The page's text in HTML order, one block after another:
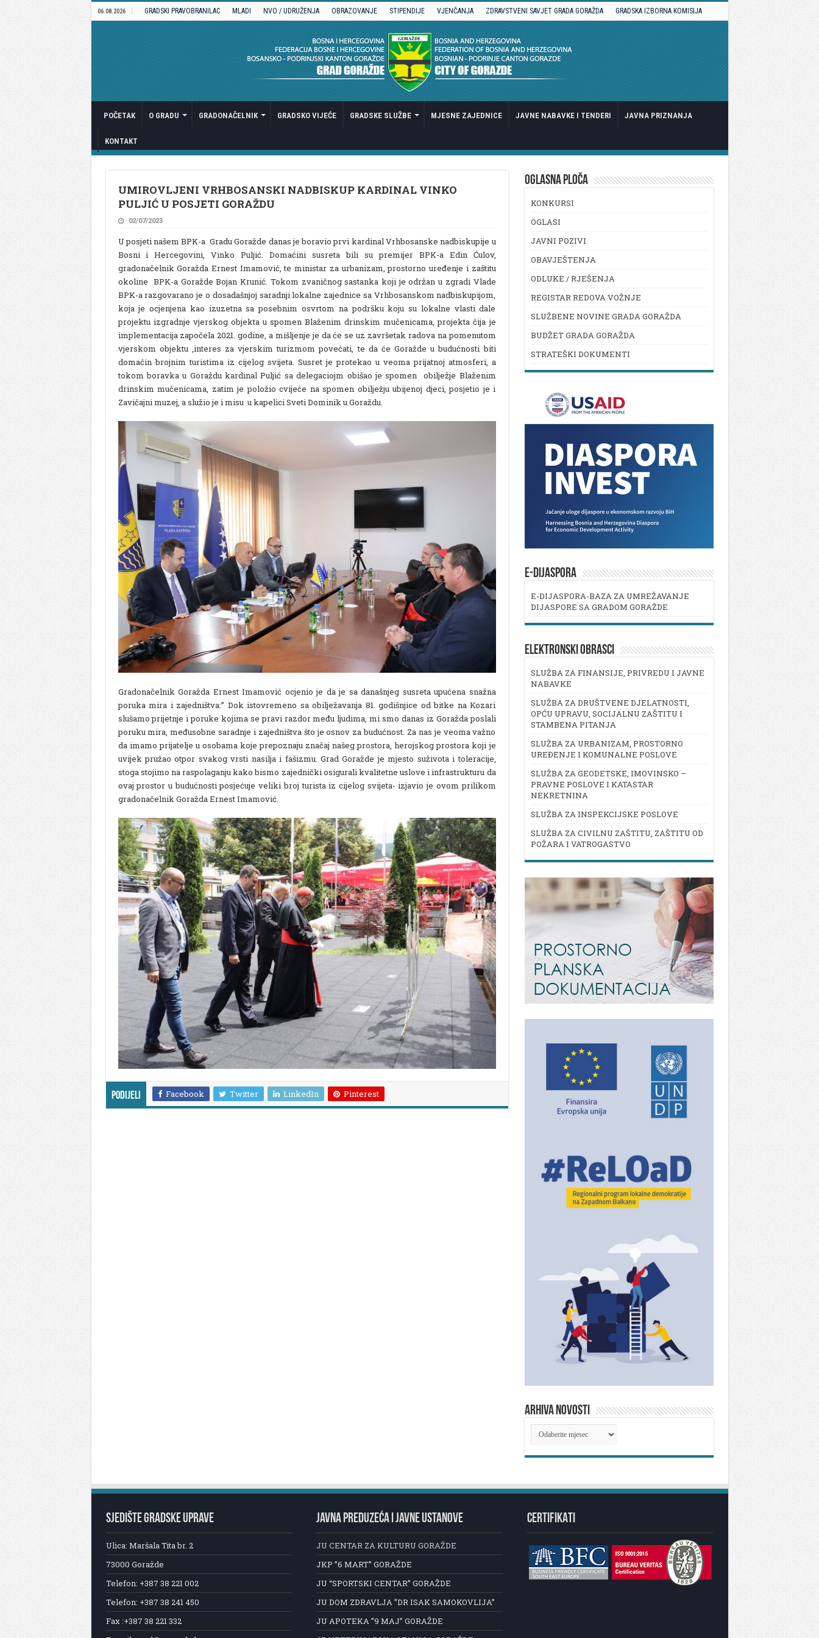
06.08.2026 GRADSKI PRAVOBRANILAC MLADI NVO / UDRUŽENJA OBRAZOVANJE STIPENDIJE VJENČANJA ZDRAVSTVENI SAVJET GRADA GORAŽDA GRADSKA IZBORNA KOMISIJA
POČETAK O GRADU GRADONAČELNIK GRADSKO VIJEĆE GRADSKE SLUŽBE MJESNE ZAJEDNICE JAVNE NABAVKE I TENDERI JAVNA PRIZNANJA
KONTAKT
UMIROVLJENI VRHBOSANSKI NADBISKUP KARDINAL VINKO
PULJIĆ U POSJETI GORAŽDU
02/07/2023
U posjeti našem BPK-a Gradu Goražde danas je boravio prvi kardinal Vrhbosanske nadbiskupije u
Bosni i Hercegovini, Vinko Puljić. Domaćini susreta bili su premijer BPK-a Edin Ćulov,
gradonačelnik Goražda Ernest Imamović, te ministar za urbanizam, prostorno uređenje i zaštitu
okoline BPK-a Goražde Bojan Krunić. Tokom zvaničnog sastanka koji je održan u zgradi Vlade
BPK-a razgovarano je o dosadašnjoj saradnji lokalne zajednice sa Vrhbosanskom nadbiskupijom,
koja je ocjenjena kao izuzetna sa posebnim osvrtom na podršku koju su lokalne vlasti dale
projektu izgradnje vjerskog objekta u spomen Blaženim drinskim mučenicama, projekta čija je
implementacija započela 2021. godine, a mišljenje je da će se uz završetak radova na pomenutom
vjerskom objektu ,interes za vjerskim turizmom povećati, te da će Goražde u budućnosti biti
domaćin brojnim turistima iz cijelog svijeta. Susret je protekao u veoma prijatnoj atmosferi, a
tokom boravka u Goraždu kardinal Puljić sa delegaciojm obišao je spomen obilježje Blaženim
drinskim mučenicama, zatim je položio cvijeće na spomen obilježju ubijenoj djeci, posjetio je i
Zavičajni muzej, a služio je i misu u kapelici Sveti Dominik u Goraždu.
Gradonačelnik Goražda Ernest Imamović ocjenio je da je sa današnjeg susreta upućena snažna
poruka mira i zajedništva:’’ Dok istovremeno sa obilježavanja 81. godišnjice od bitke na Kozari
slušamo prijetnje i poruke kojima se pravi razdor među ljudima, mi smo danas iz Goražda poslali
poruku mira, međusobne saradnje i zajedništva što je osnov za budućnost. Za nas je veoma važno
da imamo prijatelje u osobama koje prepoznaju značaj našeg prostora, herojskog prostora koji je
uvijek pružao otpor svakog vrsti nasilja i fašizmu. Grad Goražde je mjesto suživota i toleracije,
stoga stojimo na raspolaganju kako bismo zajednički osigurali kvalitetne uslove i infrastrukturu da
ovaj prostor u budućnosti posjećuje veliki broj turista iz cijelog svijeta- izjavio je ovom prilikom
gradonačelnik Goražda Ernest Imamović.
Podijeli Facebook Twitter LinkedIn Pinterest
OGLASNA PLOČA
KONKURSI
OGLASI
JAVNI POZIVI
OBAVJEŠTENJA
ODLUKE / RJEŠENJA
REGISTAR REDOVA VOŽNJE
SLUŽBENE NOVINE GRADA GORAŽDA
BUDŽET GRADA GORAŽDA
STRATEŠKI DOKUMENTI
E-DIJASPORA
E-DIJASPORA-BAZA ZA UMREŽAVANJE
DIJASPORE SA GRADOM GORAŽDE
ELEKTRONSKI OBRASCI
SLUŽBA ZA FINANSIJE, PRIVREDU I JAVNE
NABAVKE
SLUŽBA ZA DRUŠTVENE DJELATNOSTI,
OPĆU UPRAVU, SOCIJALNU ZAŠTITU I
STAMBENA PITANJA
SLUŽBA ZA URBANIZAM, PROSTORNO
UREĐENJE I KOMUNALNE POSLOVE
SLUŽBA ZA GEODETSKE, IMOVINSKO –
PRAVNE POSLOVE I KATASTAR
NEKRETNINA
SLUŽBA ZA INSPEKCIJSKE POSLOVE
SLUŽBA ZA CIVILNU ZAŠTITU, ZAŠTITU OD
POŽARA I VATROGASTVO
ARHIVA NOVOSTI
ARHIVA
NOVOSTI
SJEDIŠTE GRADSKE UPRAVE
Ulica: Maršala Tita br. 2
73000 Goražde
Telefon: +387 38 221 002
Telefon: +387 38 241 450
Fax :+387 38 221 332
JAVNA PREDUZEĆA I JAVNE USTANOVE
JU CENTAR ZA KULTURU GORAŽDE
JKP ”6 MART” GORAŽDE
JU “SPORTSKI CENTAR” GORAŽDE
JU DOM ZDRAVLJA ”DR ISAK SAMOKOVLIJA”
JU APOTEKA ”9 MAJ” GORAŽDE
CERTIFIKATI